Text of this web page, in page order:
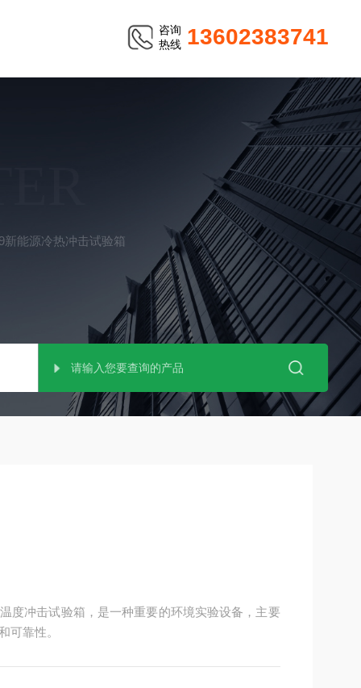
咨询
热线 13602383741
新能源冷热冲击试验箱
度冲击试验箱，是一种重要的环境实验设备，主要
可靠性。